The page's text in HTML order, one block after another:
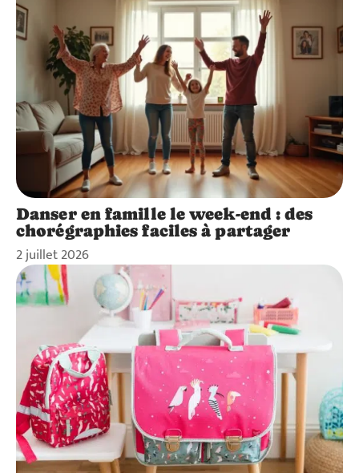
Danser en famille le week-end : des
chorégraphies faciles à partager
2 juillet 2026